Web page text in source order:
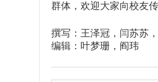
群体，欢迎大家向校友传
撰写：王泽冠，闫苏苏
编辑：叶梦珊，阎玮